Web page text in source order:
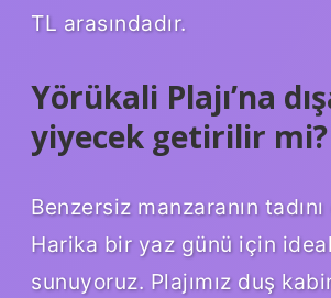
TL arasındadır.
Yörükali Plajı’na
yiyecek getirilir mi?
Benzersiz manzaranın tadını
Harika bir yaz günü için
sunuyoruz. Plajımız duş